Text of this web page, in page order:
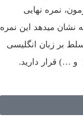
آزمون، نمره نهایی
میدهد این نمره
بر زبان انگلیسی